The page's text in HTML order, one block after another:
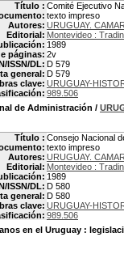
Título : Comité Ejecutivo
texto impreso
Autores: URUGUAY.
Editorial: Montevideo :
1989
páginas: 2v
ISSN/DL: D 579
general: D 579
clave: URUGUAY-
989.506
de Administración /
Título : Consejo Nacional
texto impreso
Autores: URUGUAY.
Editorial: Montevideo :
1989
ISSN/DL: D 580
general: D 580
clave: URUGUAY-
989.506
en el Uruguay :